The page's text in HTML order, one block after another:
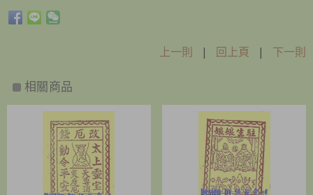
上一則 | 回上頁 | 下一則
相關商品